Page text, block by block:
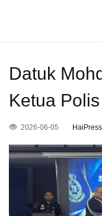
Datuk
Ketua
2026-06-05 HaiPress